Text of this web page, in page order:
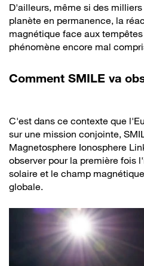
D'ailleurs, même si des
planète en permanence, la
magnétique face aux
phénomène encore mal
Comment SMILE va
C'est dans ce contexte que
sur une mission conjointe,
Magnetosphere Ionosphere
observer pour la première fois
solaire et le champ
globale.